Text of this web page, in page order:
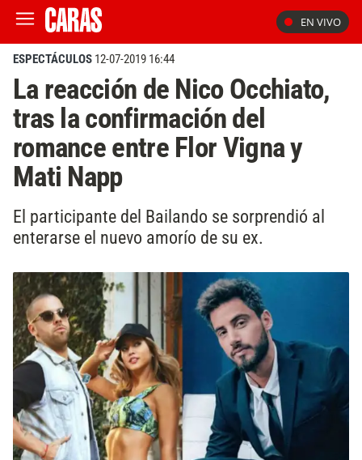
EN VIVO
ESPECTÁCULOS 12-07-2019 16:44
La reacción de Nico Occhiato,
tras la confirmación del
romance entre Flor Vigna y
Mati Napp
El participante del Bailando se sorprendió al
enterarse el nuevo amorío de su ex.